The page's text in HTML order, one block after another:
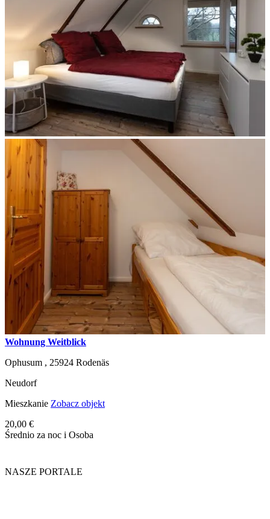
Wohnung Weitblick
Ophusum , 25924 Rodenäs
Neudorf
Mieszkanie Zobacz objekt
20,00 €
Średnio za noc i Osoba
NASZE PORTALE